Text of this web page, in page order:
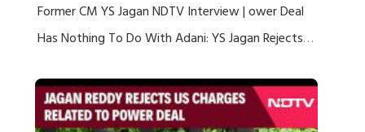
Former CM YS Jagan NDTV Interview | ower Deal
Has Nothing To Do With Adani: YS Jagan Rejects